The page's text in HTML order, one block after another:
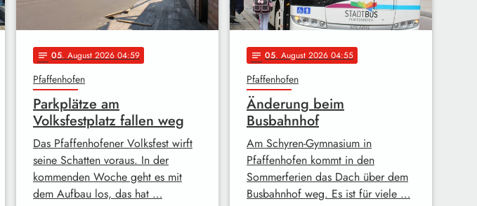
notes 05. August 2026 04:59
Pfaffenhofen
Parkplätze am
Volksfestplatz fallen weg
Das Pfaffenhofener Volksfest wirft
seine Schatten voraus. In der
kommenden Woche geht es mit
dem Aufbau los, das hat …
notes 05. August 2026 04:55
Pfaffenhofen
Änderung beim
Busbahnhof
Am Schyren-Gymnasium in
Pfaffenhofen kommt in den
Sommerferien das Dach über dem
Busbahnhof weg. Es ist für viele …